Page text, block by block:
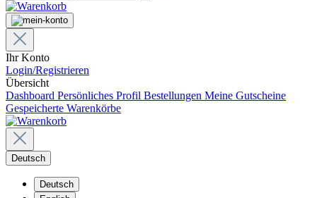
Ihr Konto
Login/Registrieren
Übersicht
Dashboard Persönliches Profil Bestellungen Meine Gutscheine
Gespeicherte Warenkörbe
Deutsch
Deutsch